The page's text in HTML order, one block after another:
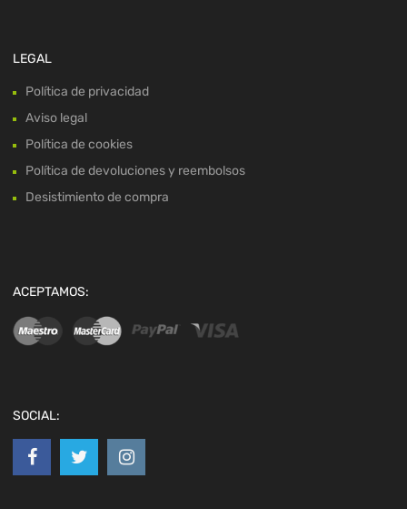
LEGAL
Política de privacidad
Aviso legal
Política de cookies
Política de devoluciones y reembolsos
Desistimiento de compra
ACEPTAMOS:
SOCIAL: